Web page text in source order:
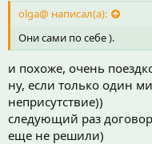
olga@ написал(а):
Они сами по себе ).
и похоже, очень
ну, если только один
неприсутствие))
следующий раз
еще не решили)